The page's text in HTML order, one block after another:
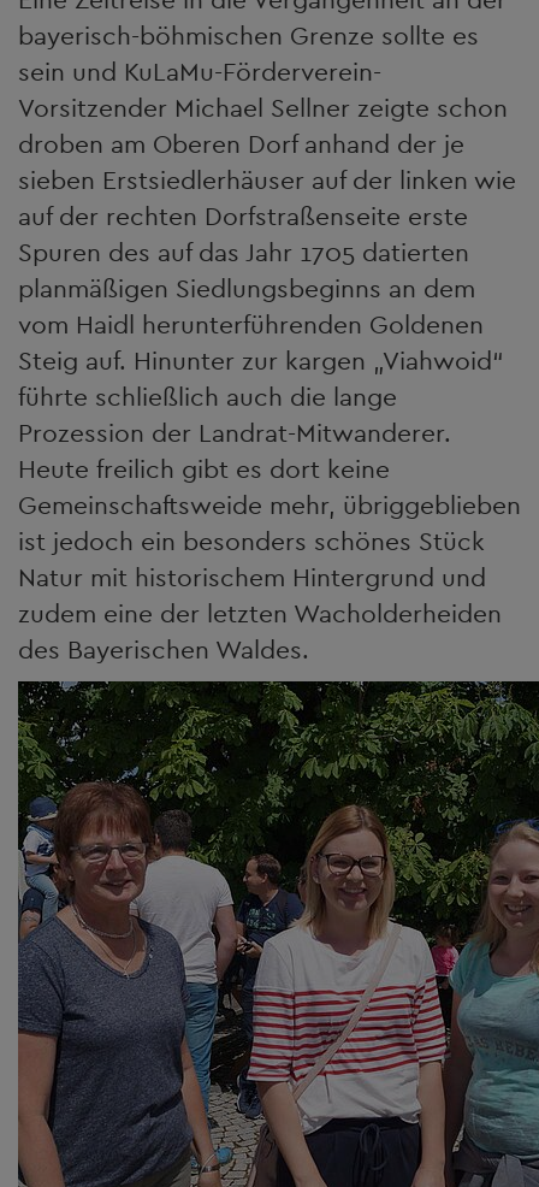
bayerisch-böhmischen Grenze sollte es
sein und KuLaMu-Förderverein-
Vorsitzender Michael Sellner zeigte schon
droben am Oberen Dorf anhand der je
sieben Erstsiedlerhäuser auf der linken wie
auf der rechten Dorfstraßenseite erste
Spuren des auf das Jahr 1705 datierten
planmäßigen Siedlungsbeginns an dem
vom Haidl herunterführenden Goldenen
Steig auf. Hinunter zur kargen „Viahwoid“
führte schließlich auch die lange
Prozession der Landrat-Mitwanderer.
Heute freilich gibt es dort keine
Gemeinschaftsweide mehr, übriggeblieben
ist jedoch ein besonders schönes Stück
Natur mit historischem Hintergrund und
zudem eine der letzten Wacholderheiden
des Bayerischen Waldes.